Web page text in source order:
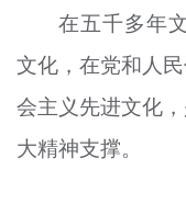
在五千多年
文化，在党和人
会主义先进文化
大精神支撑。